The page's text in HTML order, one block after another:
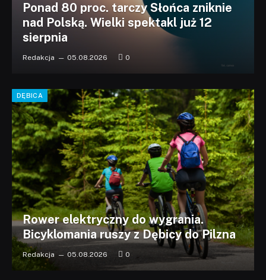
Ponad 80 proc. tarczy Słońca zniknie
nad Polską. Wielki spektakl już 12
sierpnia
Redakcja 05.08.2026 0
DĘBICA
Rower elektryczny do wygrania.
Bicyklomania ruszy z Dębicy do Pilzna
Redakcja 05.08.2026 0